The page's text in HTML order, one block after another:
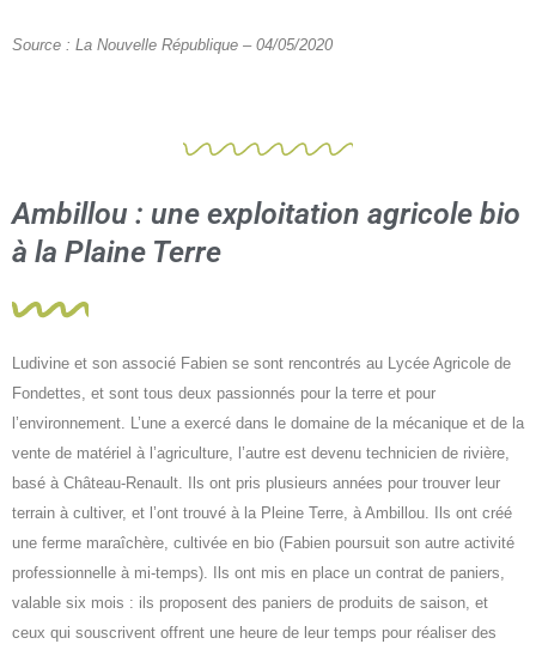
Source : La Nouvelle République – 04/05/2020
Ambillou : une exploitation agricole bio
à la Plaine Terre
Ludivine et son associé Fabien se sont rencontrés au Lycée Agricole de
Fondettes, et sont tous deux passionnés pour la terre et pour
l’environnement. L’une a exercé dans le domaine de la mécanique et de la
vente de matériel à l’agriculture, l’autre est devenu technicien de rivière,
basé à Château-Renault. Ils ont pris plusieurs années pour trouver leur
terrain à cultiver, et l’ont trouvé à la Pleine Terre, à Ambillou. Ils ont créé
une ferme maraîchère, cultivée en bio (Fabien poursuit son autre activité
professionnelle à mi-temps). Ils ont mis en place un contrat de paniers,
valable six mois : ils proposent des paniers de produits de saison, et
ceux qui souscrivent offrent une heure de leur temps pour réaliser des